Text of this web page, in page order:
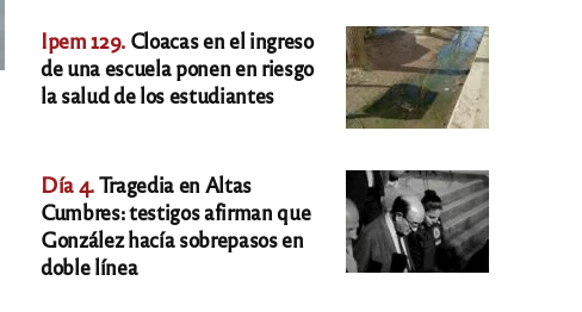
Ipem 129. Cloacas en el ingreso
de una escuela ponen en riesgo
la salud de los estudiantes
Día 4.Tragedia en Altas
Cumbres: testigos afirman que
González hacía sobrepasos en
doble línea